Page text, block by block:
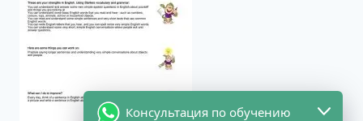
Консультация по обучению